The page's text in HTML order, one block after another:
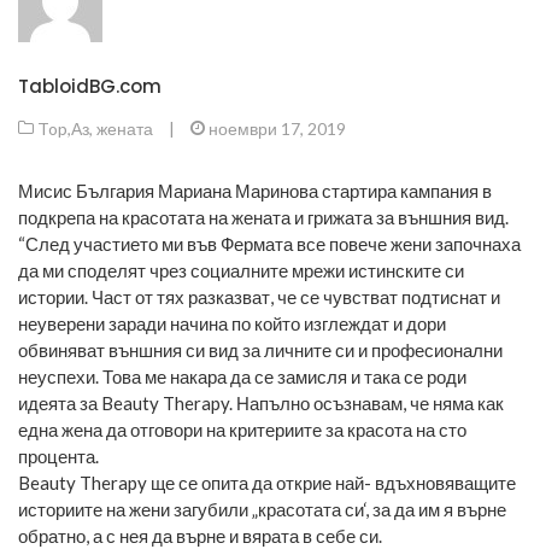
TabloidBG.com
Top,Аз, жената | ноември 17, 2019
Мисис България Мариана Маринова стартира кампания в
подкрепа на красотата на жената и грижата за външния вид.
“След участието ми във Фермата все повече жени започнаха
да ми споделят чрез социалните мрежи истинските си
истории. Част от тях разказват, че се чувстват подтиснат и
неуверени заради начина по който изглеждат и дори
обвиняват външния си вид за личните си и професионални
неуспехи. Това ме накара да се замисля и така се роди
идеята за Beauty Therapy. Напълно осъзнавам, че няма как
една жена да отговори на критериите за красота на сто
процента.
Beauty Therapy ще се опита да открие най- вдъхновяващите
историите на жени загубили „красотата си‘, за да им я върне
обратно, а с нея да върне и вярата в себе си.